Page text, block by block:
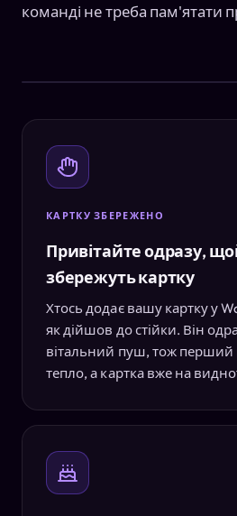
команді не треба пам'ятати
КАРТКУ ЗБЕРЕЖЕНО
Привітайте одразу,
збережуть картку
Хтось додає вашу картку у
як дійшов до стійки. Він
вітальний пуш, тож перший
тепло, а картка вже на